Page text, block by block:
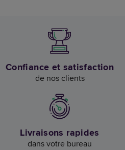
Confiance et satisfaction
de nos clients
Livraisons rapides
dans votre bureau